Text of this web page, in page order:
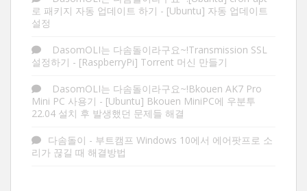
로 패키지 자동 업데이트 하기 - [Ubuntu] 자동 업데이트
설정
DasomOLI는 다솜돌이라구요~!Transmission SSL
설정하기 - [RaspberryPi] Torrent 머신 만들기
DasomOLI는 다솜돌이라구요~!Bkouen AK7 Pro
Mini PC 사용기 - [Ubuntu] Bkouen MiniPC에 우분투
22.04 설치 후 발생했던 문제들 해결
다솜돌이 - 부트캠프 Windows 10에서 에어팟프로 소
리가 끊길 때 해결방법